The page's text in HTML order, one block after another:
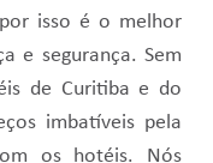
isso é o melhor
e segurança. Sem
de Curitiba e do
imbatíveis pela
os hotéis. Nós